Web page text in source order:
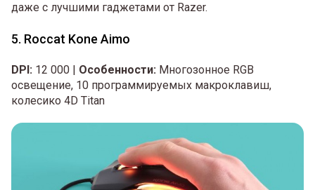
даже с лучшими гаджетами от Razer.
5. Roccat Kone Aimo
DPI: 12 000 | Особенности: Многозонное RGB
освещение, 10 программируемых макроклавиш,
колесико 4D Titan